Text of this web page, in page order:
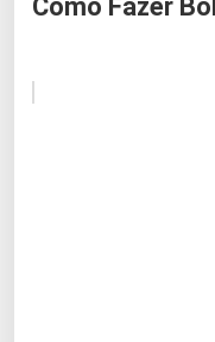
Como Fazer